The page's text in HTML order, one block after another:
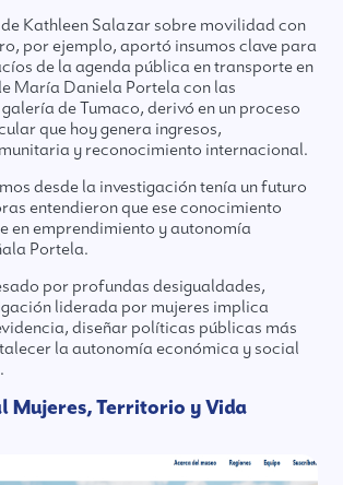
Kathleen Salazar sobre movilidad con
por ejemplo, aportó insumos clave para
de la agenda pública en transporte en
María Daniela Portela con las
de Tumaco, derivó en un proceso
que hoy genera ingresos,
y reconocimiento internacional.
desde la investigación tenía un futuro
entendieron que ese conocimiento
en emprendimiento y autonomía
Portela.
por profundas desigualdades,
liderada por mujeres implica
diseñar políticas públicas más
la autonomía económica y social
Mujeres, Territorio y Vida